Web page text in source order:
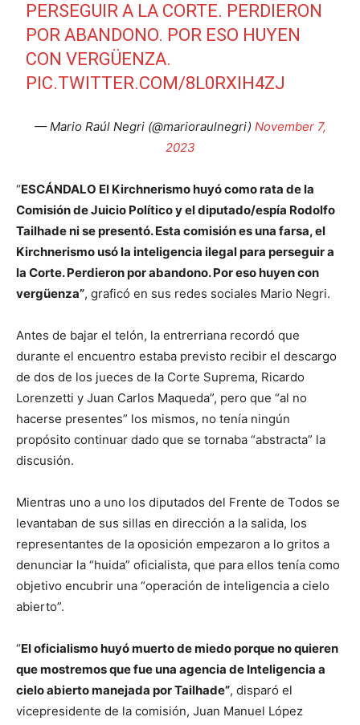
PERSEGUIR A LA CORTE. PERDIERON
POR ABANDONO. POR ESO HUYEN
CON VERGÜENZA.
PIC.TWITTER.COM/8L0RXIH4ZJ
— Mario Raúl Negri (@marioraulnegri) November 7,
2023
“ESCÁNDALO El Kirchnerismo huyó como rata de la
Comisión de Juicio Político y el diputado/espía Rodolfo
Tailhade ni se presentó. Esta comisión es una farsa, el
Kirchnerismo usó la inteligencia ilegal para perseguir a
la Corte. Perdieron por abandono. Por eso huyen con
vergüenza”, graficó en sus redes sociales Mario Negri.
Antes de bajar el telón, la entrerriana recordó que
durante el encuentro estaba previsto recibir el descargo
de dos de los jueces de la Corte Suprema, Ricardo
Lorenzetti y Juan Carlos Maqueda”, pero que “al no
hacerse presentes” los mismos, no tenía ningún
propósito continuar dado que se tornaba “abstracta” la
discusión.
Mientras uno a uno los diputados del Frente de Todos se
levantaban de sus sillas en dirección a la salida, los
representantes de la oposición empezaron a lo gritos a
denunciar la “huida” oficialista, que para ellos tenía como
objetivo encubrir una “operación de inteligencia a cielo
abierto”.
“El oficialismo huyó muerto de miedo porque no quieren
que mostremos que fue una agencia de Inteligencia a
cielo abierto manejada por Tailhade”, disparó el
vicepresidente de la comisión, Juan Manuel López